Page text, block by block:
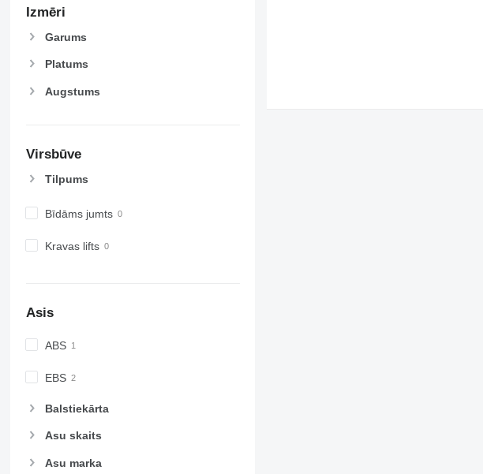
Izmēri
Garums
Platums
Augstums
Virsbūve
Tilpums
Bīdāms jumts
Kravas lifts
Asis
ABS
EBS
Balstiekārta
Asu skaits
Asu marka